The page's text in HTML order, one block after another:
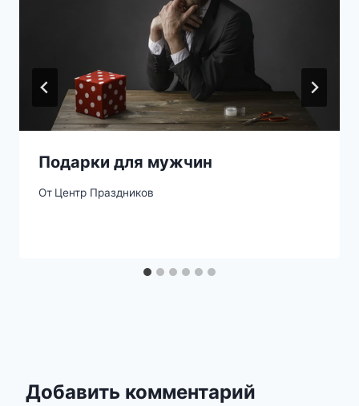
Подарки для мужчин
От Центр Праздников
Добавить комментарий